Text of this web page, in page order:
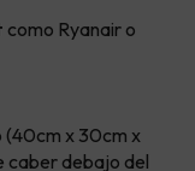
como Ryanair o
(40cm x 30cm x
caber debajo del